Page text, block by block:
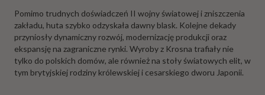
Pomimo trudnych doświadczeń II wojny światowej i zniszczenia
zakładu, huta szybko odzyskała dawny blask. Kolejne dekady
przyniosły dynamiczny rozwój, modernizację produkcji oraz
ekspansję na zagraniczne rynki. Wyroby z Krosna trafiały nie
tylko do polskich domów, ale również na stoły światowych elit, w
tym brytyjskiej rodziny królewskiej i cesarskiego dworu Japonii.